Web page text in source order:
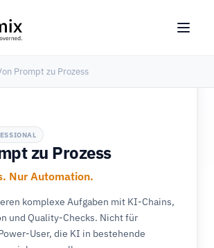
Prompt zu Prozess
zu Prozess
Nur Automation.
komplexe Aufgaben mit KI-Chains,
und Quality-Checks. Nicht für
User, die KI in bestehende